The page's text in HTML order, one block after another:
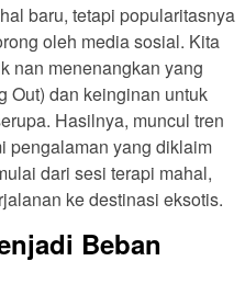
baru, tetapi popularitasnya
oleh media sosial. Kita
nan menenangkan yang
Out) dan keinginan untuk
Hasilnya, muncul tren
pengalaman yang diklaim
dari sesi terapi mahal,
ke destinasi eksotis.
Beban